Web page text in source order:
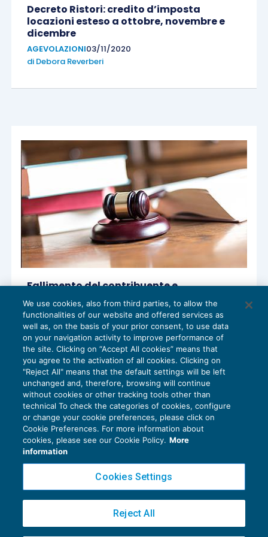
Decreto Ristori: credito d’imposta
locazioni esteso a ottobre, novembre e
dicembre
AGEVOLAZIONI03/11/2020
di Debora Reverberi
Fallimento del contribuente e
interruzione del processo
CONTENZIOSO 03/11/2020
diLucia Recchioni – Comitato Scientifico Master Breve
365
Privacy Policy
Cookie Policy
Copyright 2016 ©Gruppo Euroconference S.p.A.v2.32.3
Piazza Luigi Einaudi, 10N01 - 20124 Milano - info@ecnews.it
We use cookies, also from third parties, to allow the
functionalities of our website and offered services as
well as, on the basis of your prior consent, to use data
on your navigation activity to improve performance of
the site. Clicking on “Accept All cookies” means that
you agree to the activation of all cookies. Clicking on
"Reject All" means that the default settings will be left
unchanged and, therefore, browsing will continue
without cookies or other tracking tools other than
technical To check the categories of cookies, configure
or change your cookie preferences, please click on
Cookie Preferences. For more information about
cookies, please see our Cookie Policy. More
information
Cookies Settings
Reject All